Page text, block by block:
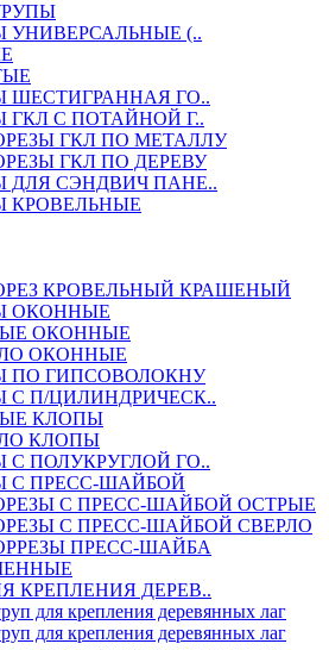
УНИВЕРСАЛЬНЫЕ (..
ШЕСТИГРАННАЯ ГО..
ГКЛ С ПОТАЙНОЙ Г..
ГКЛ ПО МЕТАЛЛУ
ГКЛ ПО ДЕРЕВУ
ДЛЯ СЭНДВИЧ ПАНЕ..
КРОВЕЛЬНЫЕ
КРОВЕЛЬНЫЙ КРАШЕНЫЙ
ОКОННЫЕ
ОКОННЫЕ
ОКОННЫЕ
ПО ГИПСОВОЛОКНУ
С П/ЦИЛИНДРИЧЕСК..
КЛОПЫ
КЛОПЫ
С ПОЛУКРУГЛОЙ ГО..
С ПРЕСС-ШАЙБОЙ
С ПРЕСС-ШАЙБОЙ ОСТРЫЕ
С ПРЕСС-ШАЙБОЙ СВЕРЛО
ПРЕСС-ШАЙБА
КРЕПЛЕНИЯ ДЕРЕВ..
для крепления деревянных лаг
для крепления деревянных лаг